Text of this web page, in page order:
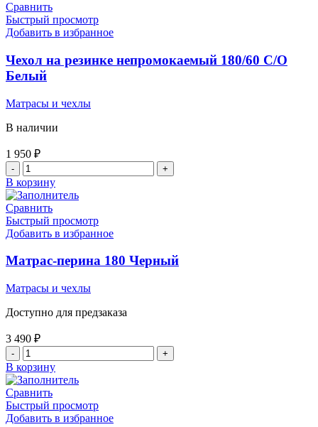
Сравнить
Быстрый просмотр
Добавить в избранное
Чехол на резинке непромокаемый 180/60 С/О
Белый
Матрасы и чехлы
В наличии
1 950 ₽
Количество
товара
Чехол
на
резинке
непромокаемый
С/
О
В корзину
Сравнить
Быстрый просмотр
Добавить в избранное
Матрас-перина 180 Черный
Матрасы и чехлы
Доступно для предзаказа
3 490 ₽
Количество
товара
Матрас-
перина
180
Черный
В корзину
Сравнить
Быстрый просмотр
Добавить в избранное